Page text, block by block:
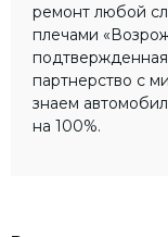
ремонт любой
плечами
партнерство с
знаем
на 100%.